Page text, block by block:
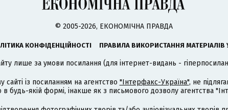
© 2005-2026, ЕКОНОМІЧНА ПРАВДА
КОНФІДЕНЦІЙНОСТІ ПРАВИЛА ВИКОРИСТАННЯ МАТЕРІАЛІВ
лише за умови посилання (для інтернет-видань -
сайті із посиланням на агентство "Інтерфакс-Україна", не
будь-якій формі, інакше як з письмового дозволу агентства